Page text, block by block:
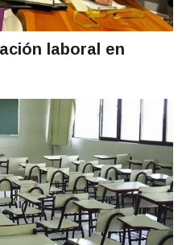
laboral en